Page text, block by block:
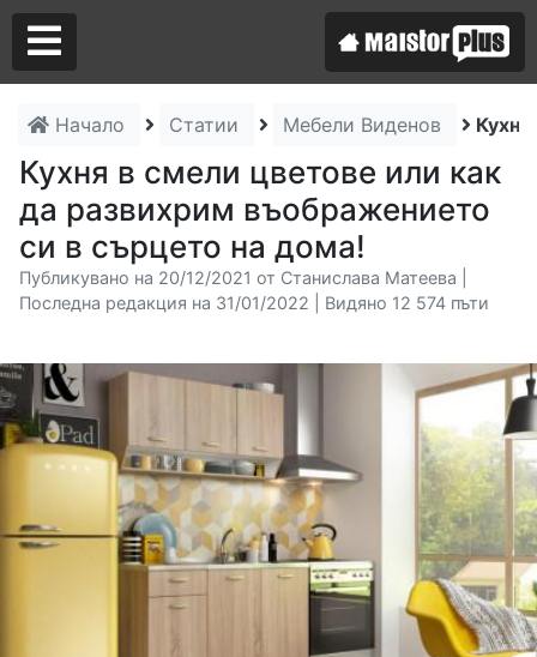
Начало Статии Мебели Виденов
Кухня в смели цветове или как
да развихрим въображението
си в сърцето на дома!
Публикувано на 20/12/2021 от Станислава Матеева |
Последна редакция на 31/01/2022 | Видяно 12 574 пъти
Аз съм майстор
Търся майстор